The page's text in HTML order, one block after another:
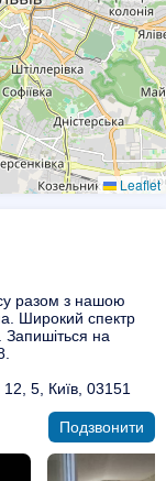
Leaflet
разом з нашою
Широкий спектр
Запишіться на
5, Київ, 03151
Подзвонити